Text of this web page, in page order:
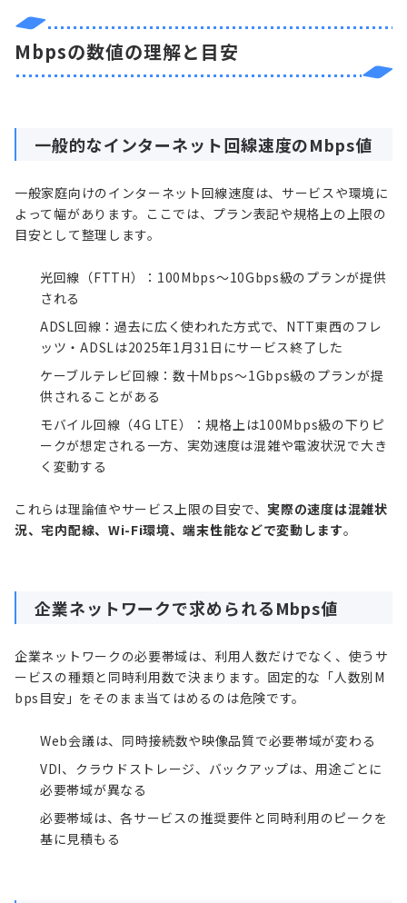
Mbpsの数値の理解と目安
一般的なインターネット回線速度のMbps値
一般家庭向けのインターネット回線速度は、サービスや環境に
よって幅があります。ここでは、プラン表記や規格上の上限の
目安として整理します。
光回線（FTTH）：100Mbps～10Gbps級のプランが提供
される
ADSL回線：過去に広く使われた方式で、NTT東西のフレ
ッツ・ADSLは2025年1月31日にサービス終了した
ケーブルテレビ回線：数十Mbps～1Gbps級のプランが提
供されることがある
モバイル回線（4G LTE）：規格上は100Mbps級の下りピ
ークが想定される一方、実効速度は混雑や電波状況で大き
く変動する
これらは理論値やサービス上限の目安で、実際の速度は混雑状
況、宅内配線、Wi-Fi環境、端末性能などで変動します。
企業ネットワークで求められるMbps値
企業ネットワークの必要帯域は、利用人数だけでなく、使うサ
ービスの種類と同時利用数で決まります。固定的な「人数別M
bps目安」をそのまま当てはめるのは危険です。
Web会議は、同時接続数や映像品質で必要帯域が変わる
VDI、クラウドストレージ、バックアップは、用途ごとに
必要帯域が異なる
必要帯域は、各サービスの推奨要件と同時利用のピークを
基に見積もる